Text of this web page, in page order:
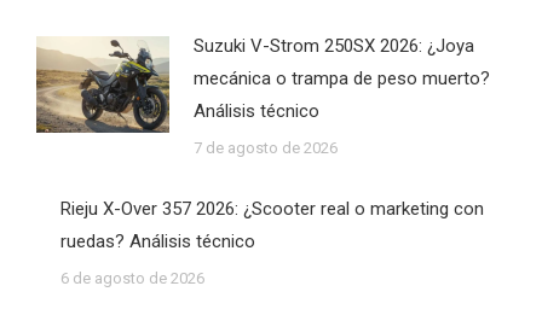
Suzuki V-Strom 250SX 2026: ¿Joya
mecánica o trampa de peso muerto?
Análisis técnico
7 de agosto de 2026
Rieju X-Over 357 2026: ¿Scooter real o marketing con
ruedas? Análisis técnico
6 de agosto de 2026